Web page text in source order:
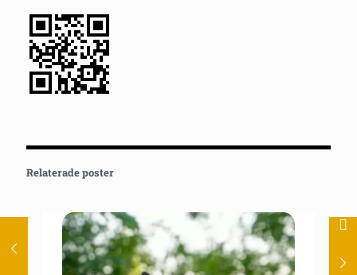
Relaterade poster